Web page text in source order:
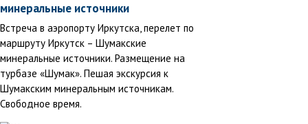
минеральные источники
Встреча в аэропорту Иркутска, перелет по
маршруту Иркутск – Шумакские
минеральные источники. Размещение на
турбазе «Шумак». Пешая экскурсия к
Шумакским минеральным источникам.
Свободное время.